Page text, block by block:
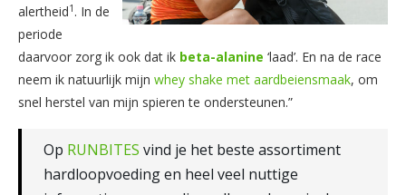
alertheid1 . In de
periode
daarvoor zorg ik ook dat ik beta-alanine ‘laad’. En na de race
neem ik natuurlijk mijn whey shake met aardbeiensmaak, om
snel herstel van mijn spieren te ondersteunen.”
Op RUNBITES vind je het beste assortiment
hardloopvoeding en heel veel nuttige